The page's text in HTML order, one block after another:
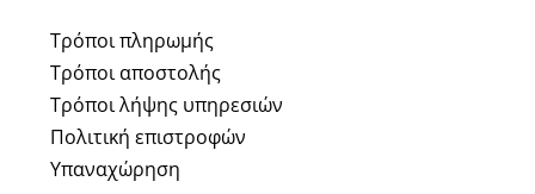
Τρόποι πληρωμής
Τρόποι αποστολής
Τρόποι λήψης υπηρεσιών
Πολιτική επιστροφών
Υπαναχώρηση